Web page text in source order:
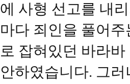
에 사형 선고를 내
마다 죄인을 풀어
로 잡혀있던 바라
안하였습니다. 그